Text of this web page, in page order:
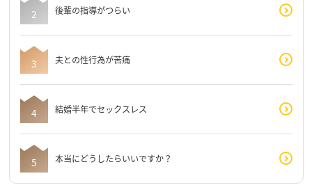
後輩の指導がつらい
夫との性行為が苦痛
結婚半年でセックスレス
本当にどうしたらいいですか？